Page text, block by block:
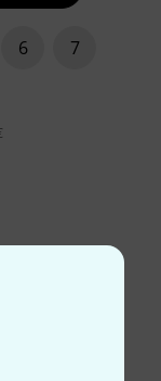
6 7
für
sieht sich